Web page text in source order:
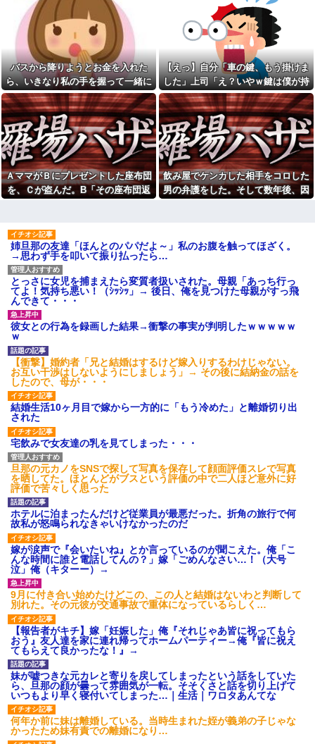
ていけないんです」って熱弁し
てた人がいた
従弟「研修だから泊めて」私
「今は臨月なんだけど…」→断
りきれず了承したら、さらに
図々しい要求まで飛び出して…
夫と離婚した事をとても後悔
している。家のローンを私が引
き継ぎ、生活が一気に苦しくな
って...
半年前から夫が不倫している
ことに気づいた私。精神的に追
い込まれて階段から転落...
20歳の大学生の女友達が47歳
のおっさんと付き合ってる。卒
業後に結婚するらしいが、やめ
た方がいいと思うワイがおかし
いのか？
よな？w w w w w w w w w w w
【驚愕】マチアプで会った外
国人からまさかの『こう』言わ
れたんやがこれワイ詰み
か？？？？？？？
佐藤二朗、妻とのハグを報告
「文〇砲より遥かに威力は弱い
が、僕のノロケ砲をお見舞いす
る」
流行を無視したとき「正直ダ
サくね？」ってなるファッショ
ン上げてけ
【画像】日本のセクシー過ぎ
る女性犯罪者一覧が冗談抜きに
レベル高過ぎる件w w w w w w
w w w
死ねだのクソ親父だのうるさ
かった反抗期の娘が托卵だった
ことが発覚。嫁共々追放確定と
なった途端に娘「」…はぁ？
男性恐怖症だったの嫁をサル
の様に求めまくった結果は……..
ハードオフに売っていた4万
4000円のフィギュアがヤバすぎ
るｗｗｗｗｗｗ「こんな高い
の？ｗｗ」「逆に超安い」
私「ちょっと、人の家の金庫
触らないでよ！」キチママ『そ
こに金庫があったから、開けて
みようとしただけ☆』義兄「泥
は出てけ！二度と来るな！」結
果・・・
私「初めて飲む味だけどなん
のお茶？」彼「ちっ！」私「」
【GIF】JSのカンチョーワロ
後続車にクラクションを鳴ら
され彼氏が逆切れ。「何クラク
ション鳴らしてんだ！降りてこ
いよ！」と怒鳴りだし...
【衝撃】報酬100万円超の治験
募集がこちらｗｗｗｗｗ(※画像
あり)
【ネット騒然】惨殺されたタ
ワマン頂き女子のこの動画、す
親戚の爺が産まれたばかりの
うちの娘にベロチュー！慌てて
娘を引き剥がし、爺に蹴りをい
れたらウトが私を叩いたので叩
き返し、「悪気は…」という男
連中にツバを吐いて帰った！→
結果
【トラウマ】映画・特撮・ア
ニメ・漫画・ゲームで「主人公
がガチで敗北した回」と聞いて
真っ先に思い浮かぶのは？
「私さんはプロだから」障害
のある甥を私に預けようとする
義兄嫁、甥を溺愛し勝手に預か
ってしまう夫。義兄に叱っても
らっても「兄貴より俺になつい
てるのが面白くないのかな」だ
って
ワイ、小学生時代に母の不倫
ｗｗｗｗ
ピンボケですが【再】
アタシ何歳に見える？って誘
い受け風の事言うゴミってまだ
長年付き合いがある温和だっ
た友人がとんでもなくキレた
訴えても「いいじゃないかその
くらい。我慢してたらご褒美あ
げるから」と迫られた。夫が気
アタシ何歳に見える？って誘
嫁の料理がクソまずい。昨日
イン、汁物、ご飯だけ・・・
主な税金の成り立ちを調べて
バスから降りようとお金を入れた
ら、いきなり私の手を握って一緒に
降りようとする子供がいた。手をほ
どこうとしても放してくれず...
【えっ】自分「車の鍵、もう掛けま
した」上司「え？いやｗ鍵は僕が持
ってるから、それは無理だろ？ｗ」
→そんなこと知らなくて本当に驚い
た。
ＡママがＢにプレゼントした座布団
を、Ｃが盗んだ。B「その座布団返
で一気に形勢逆転して…
飲み屋でケンカした相手をコロした
男の弁護をした。そして数年後、因
姉旦那の友達「ほんとのパパだよ～」私のお腹を触ってほざく。
→思わず手を叩いて振り払ったら…
とっさに女児を捕まえたら変質者扱いされた。母親「あっち行っ
てよ！気持ち悪い！（ｼｯｼｯ」→ 後日、俺を見つけた母親がすっ飛
んできて・・・
彼女との行為を録画した結果→衝撃の事実が判明したｗｗｗｗｗ
ｗ
【衝撃】婚約者「兄と結婚はするけど嫁入りするわけじゃない。
お互い干渉はしないようにしましょう」→ その後に結納金の話を
したので、母が・・・
結婚生活10ヶ月目で嫁から一方的に「もう冷めた」と離婚切り出
された
宅飲みで女友達の乳を見てしまった・・・
旦那の元カノをSNSで探して写真を保存して顔面評価スレで写真
を晒してた。ほとんどがブスという評価の中で二人ほど意外に好
評価で苦々しく思った
ホテルに泊まったんだけど従業員が最悪だった。折角の旅行で何
故私が怒鳴られなきゃいけなかったのだ
嫁が涙声で『会いたいね』とか言っているのが聞こえた。俺「こ
んな時間に誰と電話してんの？」嫁「ごめんなさい…！（大号
泣」俺（キターー）→
9月に付き合い始めたけどこの、この人と結婚はないわと判断して
別れた。その元彼が交通事故で重体になっているらしく…
【報告者がキチ】嫁「妊娠した」俺『それじゃあ皆に祝ってもら
おう』友人達を家に連れ帰ってホームパーティー→俺『皆に祝え
てもらえて良かったな！』→
妹が嘘つきな元カレと寄りを戻してしまったという話をしていた
ら、旦那の顔が曇って雰囲気が一転。そそくさと話を切り上げて
いつもより早く寝付いてしまった…｜生活｜ワロタあんてな
何年か前に妹は離婚している。当時生まれた姪が義弟の子じゃな
かったため妹有責での離婚になり…